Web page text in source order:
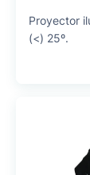
Proyector
(<) 25º.